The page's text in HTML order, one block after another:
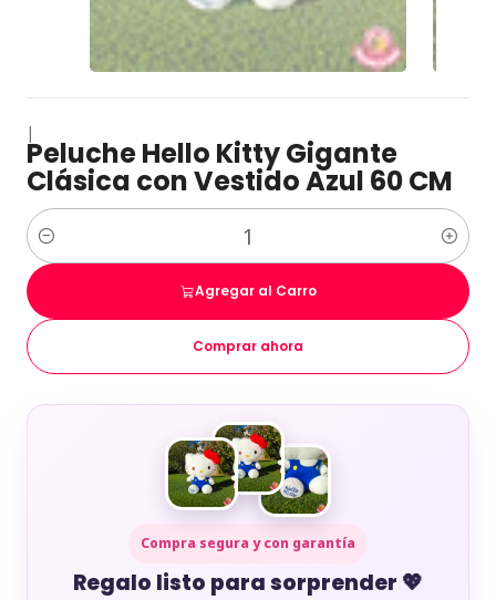
|
Peluche Hello Kitty Gigante
Clásica con Vestido Azul 60 CM
Cantidad
Agregar al Carro
Comprar ahora
Compra segura y con garantía
Regalo listo para sorprender 💖